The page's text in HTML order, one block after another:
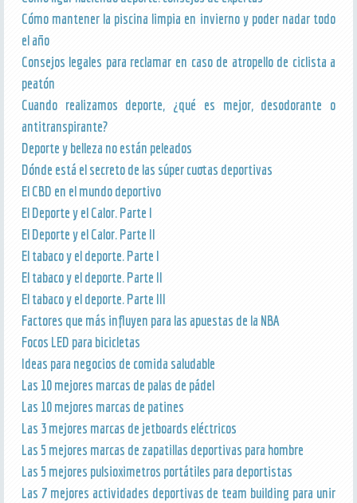
Cómo mantener la piscina limpia en invierno y poder nadar todo
el año
Consejos legales para reclamar en caso de atropello de ciclista a
peatón
Cuando realizamos deporte, ¿qué es mejor, desodorante o
antitranspirante?
Deporte y belleza no están peleados
Dónde está el secreto de las súper cuotas deportivas
El CBD en el mundo deportivo
El Deporte y el Calor. Parte I
El Deporte y el Calor. Parte II
El tabaco y el deporte. Parte I
El tabaco y el deporte. Parte II
El tabaco y el deporte. Parte III
Factores que más influyen para las apuestas de la NBA
Focos LED para bicicletas
Ideas para negocios de comida saludable
Las 10 mejores marcas de palas de pádel
Las 10 mejores marcas de patines
Las 3 mejores marcas de jetboards eléctricos
Las 5 mejores marcas de zapatillas deportivas para hombre
Las 5 mejores pulsioximetros portátiles para deportistas
Las 7 mejores actividades deportivas de team building para unir